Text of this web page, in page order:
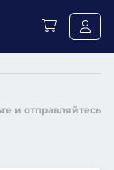
и отправляйтесь